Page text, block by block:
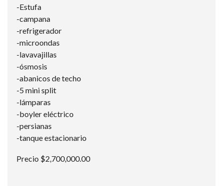
-Estufa
-campana
-refrigerador
-microondas
-lavavajillas
-ósmosis
-abanicos de techo
-5 mini split
-lámparas
-boyler eléctrico
-persianas
-tanque estacionario
Precio $2,700,000.00